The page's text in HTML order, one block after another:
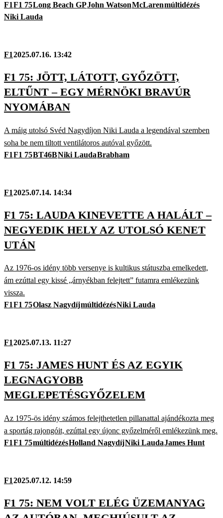
F1F1 75Long Beach GPJohn WatsonMcLarenmúltidézés
Niki Lauda
F12025.07.16. 13:42
F1 75: JÖTT, LÁTOTT, GYŐZÖTT,
ELTŰNT – EGY MÉRNÖKI BRAVÚR
NYOMÁBAN
A máig utolsó Svéd Nagydíjon Niki Lauda a legendával szemben
soha be nem tiltott ventilátoros autóval győzött.
F1F1 75BT46BNiki LaudaBrabham
F12025.07.14. 14:34
F1 75: LAUDA KINEVETTE A HALÁLT –
NEGYEDIK HELY AZ UTOLSÓ KENET
UTÁN
Az 1976-os idény több versenye is kultikus státuszba emelkedett,
ám ezúttal egy kissé „árnyékban felejtett” futamra emlékezünk
vissza.
F1F1 75Olasz NagydíjmúltidézésNiki Lauda
F12025.07.13. 11:27
F1 75: JAMES HUNT ÉS AZ EGYIK
LEGNAGYOBB
MEGLEPETÉSGYŐZELEM
Az 1975-ös idény számos felejthetetlen pillanattal ajándékozta meg
a sportág rajongóit, ezúttal egy újonc győzelméről emlékezünk meg.
F1F1 75múltidézésHolland NagydíjNiki LaudaJames Hunt
F12025.07.12. 14:59
F1 75: NEM VOLT ELÉG ÜZEMANYAG